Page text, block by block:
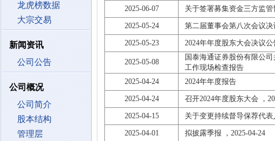
龙虎榜数据
大宗交易
新闻资讯
公司公告
公司概况
公司简介
股本结构
管理层
2025-06-07
关于签署募集资金三方监
2025-05-24
第二届董事会第八次会议决
2025-05-23
2024年年度股东大会决议公
2025-05-08
国泰海通证券股份有限公
工作现场检查报告
2025-04-24
2024年年度报告
2025-04-24
召开2024年度股东大会 ，
2025-04-15
关于变更持续督导保荐代
2025-04-01
拟披露季报 ，2025-04-24